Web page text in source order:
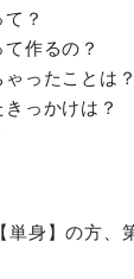
？
作るの？
ったことは？
っかけは？
身】の方、